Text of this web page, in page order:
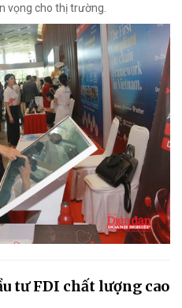
vọng cho thị trường.
tư FDI chất lượng cao